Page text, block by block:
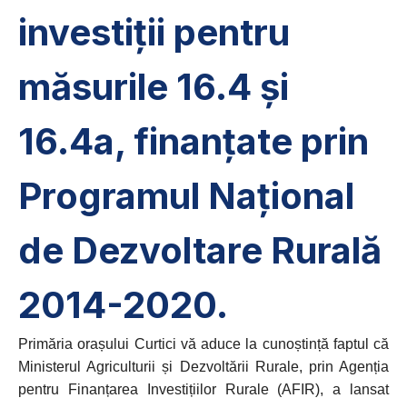
investiții pentru
măsurile 16.4 și
16.4a, finanțate prin
Programul Național
de Dezvoltare Rurală
2014-2020.
Primăria orașului Curtici vă aduce la cunoștință faptul că
Ministerul Agriculturii și Dezvoltării Rurale, prin Agenția
pentru Finanțarea Investițiilor Rurale (AFIR), a lansat